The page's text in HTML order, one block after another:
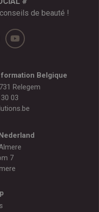
de beauté !
Belgique
Relegem
03
7